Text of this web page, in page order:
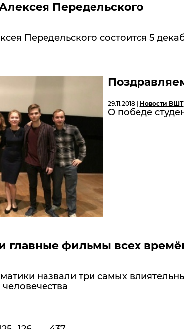
Передельского
Передельского состоится 5
29.11.2018 | Новости ВШТ
О победе
главные фильмы всех
назвали три самых